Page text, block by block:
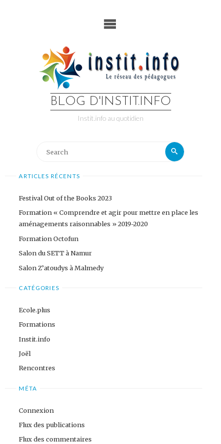
BLOG D'INSTIT.INFO
Instit.info au quotidien
Search
Search
ARTICLES RÉCENTS
Festival Out of the Books 2023
Formation « Comprendre et agir pour mettre en place les
aménagements raisonnables » 2019-2020
Formation Octofun
Salon du SETT à Namur
Salon Z’atoudys à Malmedy
CATÉGORIES
Ecole.plus
Formations
Instit.info
Joël
Rencontres
MÉTA
Connexion
Flux des publications
Flux des commentaires